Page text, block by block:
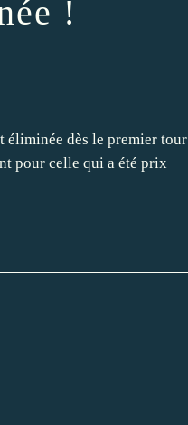
!
éliminée dès le premier tour
pour celle qui a été prix